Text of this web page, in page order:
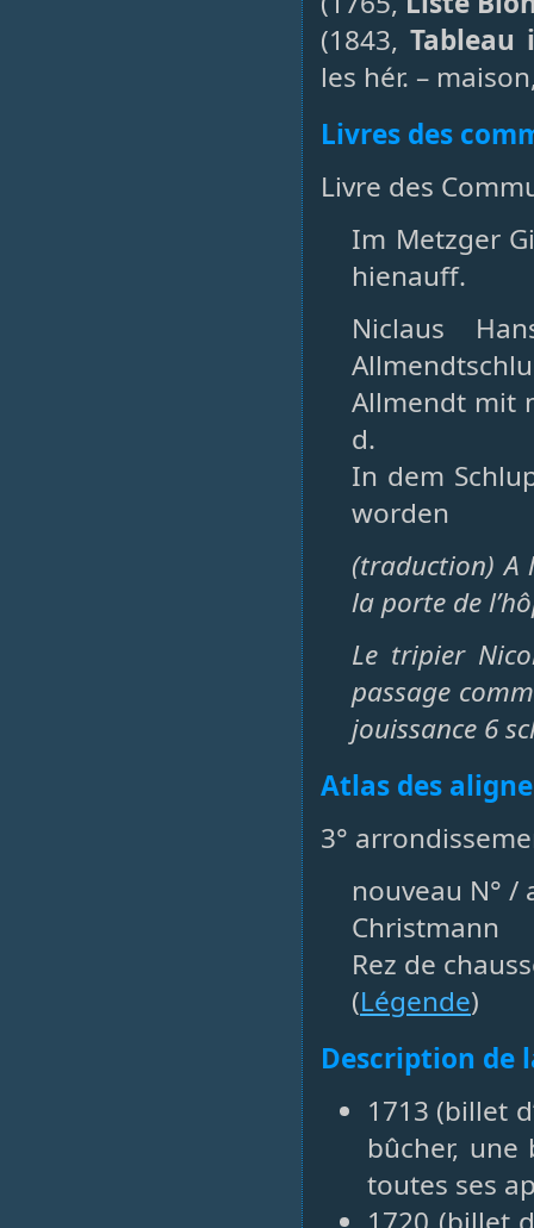
(1843, Tableau
les hér. –
Livres des
Livre des
Im Metzger
hienauff.
Niclaus
Allmendt mit
d.
In dem
worden
(traduction) A
la porte de
Le tripier
passage
jouissance 6
Atlas des
3°
nouveau N° /
Christmann
Rez de
(Légende)
Description de
1713 (billet
bûcher,
toutes ses